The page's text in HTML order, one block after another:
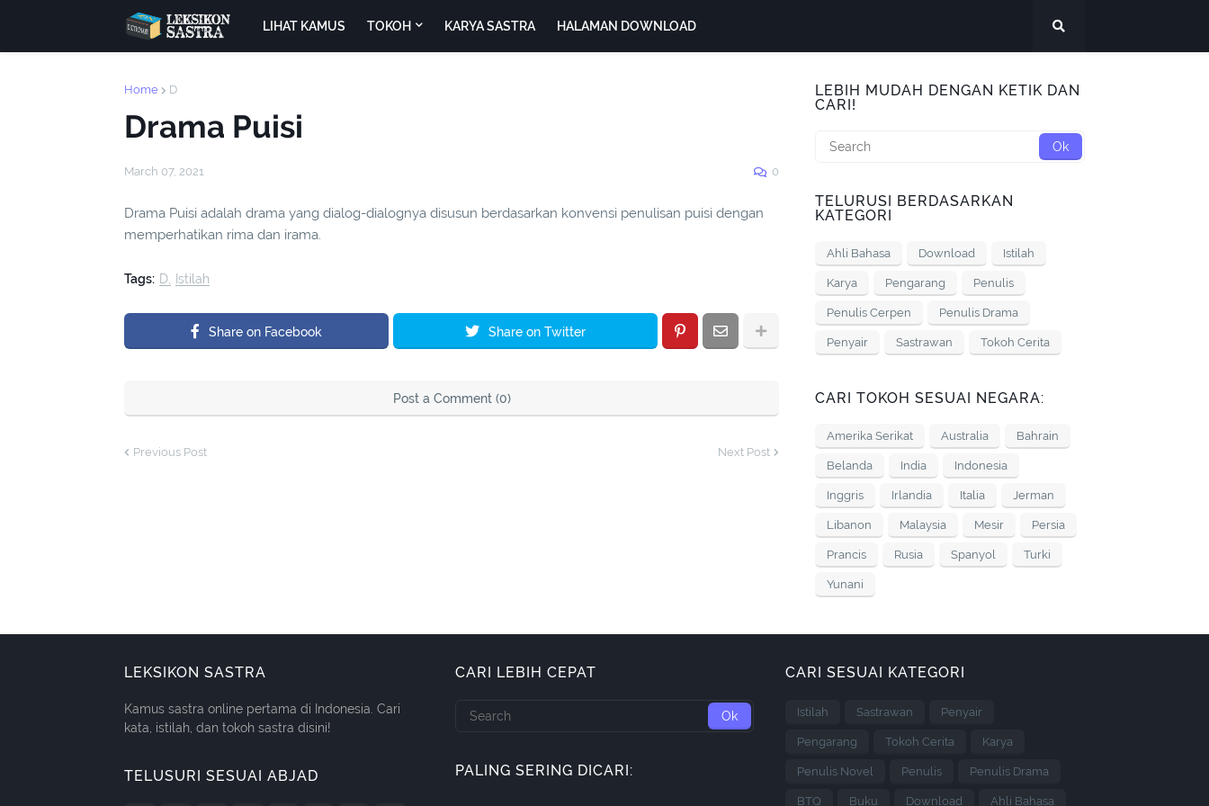
LIHAT KAMUS TOKOH KARYA SASTRA HALAMAN DOWNLOAD
Home D
Drama Puisi
March 07, 2021 0
Drama Puisi adalah drama yang dialog-dialognya disusun berdasarkan konvensi penulisan puisi dengan
memperhatikan rima dan irama.
Tags: D Istilah
Share on Facebook Share on Twitter
Post a Comment (0)
Previous Post Next Post
LEBIH MUDAH DENGAN KETIK DAN
CARI!
TELURUSI BERDASARKAN
KATEGORI
Ahli Bahasa Download Istilah
Karya Pengarang Penulis
Penulis Cerpen Penulis Drama
Penyair Sastrawan Tokoh Cerita
CARI TOKOH SESUAI NEGARA:
Amerika Serikat Australia Bahrain
Belanda India Indonesia
Inggris Irlandia Italia Jerman
Libanon Malaysia Mesir Persia
Prancis Rusia Spanyol Turki
Yunani
LEKSIKON SASTRA
Kamus sastra online pertama di Indonesia. Cari
kata, istilah, dan tokoh sastra disini!
TELUSURI SESUAI ABJAD
CARI LEBIH CEPAT
PALING SERING DICARI:
CARI SESUAI KATEGORI
Istilah Sastrawan Penyair
Pengarang Tokoh Cerita Karya
Penulis Novel Penulis Penulis Drama
BTQ Buku Download Ahli Bahasa